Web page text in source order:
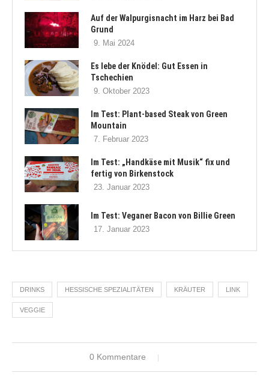
Auf der Walpurgisnacht im Harz bei Bad
Grund
9. Mai 2024
Es lebe der Knödel: Gut Essen in
Tschechien
9. Oktober 2023
Im Test: Plant-based Steak von Green
Mountain
7. Februar 2023
Im Test: „Handkäse mit Musik“ fix und
fertig von Birkenstock
23. Januar 2023
Im Test: Veganer Bacon von Billie Green
17. Januar 2023
DRINKS HESSISCHE SPEZIALITÄTEN KRÄUTER LINK
VEGGIE
0 Kommentare